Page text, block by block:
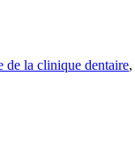
de la clinique dentaire,